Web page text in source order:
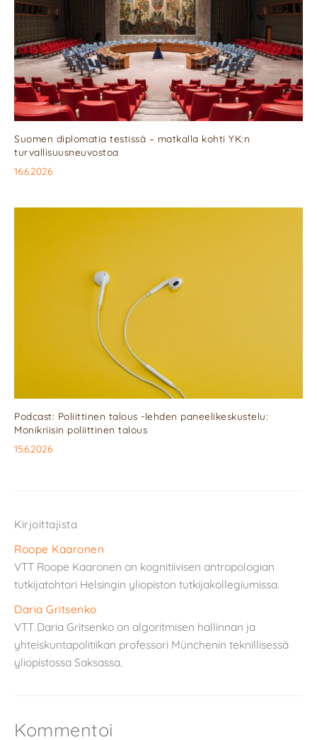
Suomen diplomatia testissä – matkalla kohti YK:n
turvallisuusneuvostoa
16.6.2026
Podcast: Poliittinen talous -lehden paneelikeskustelu:
Monikriisin poliittinen talous
15.6.2026
Kirjoittajista
Roope Kaaronen
VTT Roope Kaaronen on kognitiivisen antropologian
tutkijatohtori Helsingin yliopiston tutkijakollegiumissa.
Daria Gritsenko
VTT Daria Gritsenko on algoritmisen hallinnan ja
yhteiskuntapolitiikan professori Münchenin teknillisessä
yliopistossa Saksassa.
Kommentoi